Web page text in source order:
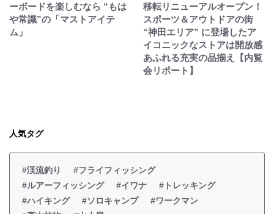
ーボードを楽しむなら “もは
や常識”の「マストアイテ
ム」
移転リニューアルオープン！
スポーツ＆アウトドアの街
“神田エリア” に登場したア
イコニックなストアは開放感
あふれる充実の品揃え【内覧
会リポート】
人気タグ
#渓流釣り
#フライフィッシング
#ルアーフィッシング
#イワナ
#トレッキング
#ハイキング
#ソロキャンプ
#ワークマン